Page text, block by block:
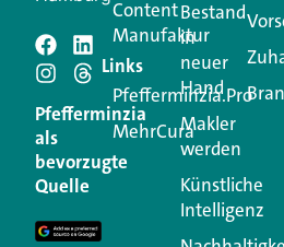
Schreiben Sie
Kommentar
Ihre E-Mail-Adresse wird nicht
Erforderliche Felder sind mit
Kommentar
Pfefferminzia
als
bevorzugte
Quelle
Content
Manufaktur
Links
Pfefferminzia.Pro
MehrCura
Bestand
in
neuer
Hand
Makler
werden
Künstliche
Intelligenz